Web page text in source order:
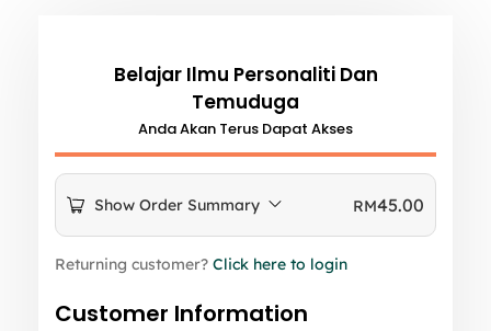
Belajar Ilmu Personaliti Dan
Temuduga
Anda Akan Terus Dapat Akses
Show Order Summary RM45.00
Returning customer? Click here to login
Customer Information